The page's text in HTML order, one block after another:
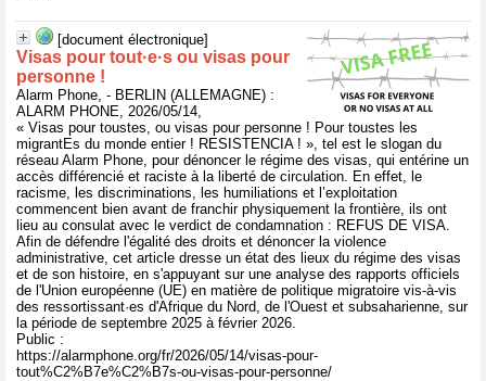
[document électronique]
Visas pour tout·e·s ou visas pour
personne !
Alarm Phone, - BERLIN (ALLEMAGNE) :
ALARM PHONE, 2026/05/14,
« Visas pour toustes, ou visas pour personne ! Pour toustes les
migrantEs du monde entier ! RESISTENCIA ! », tel est le slogan du
réseau Alarm Phone, pour dénoncer le régime des visas, qui entérine un
accès différencié et raciste à la liberté de circulation. En effet, le
racisme, les discriminations, les humiliations et l’exploitation
commencent bien avant de franchir physiquement la frontière, ils ont
lieu au consulat avec le verdict de condamnation : REFUS DE VISA.
Afin de défendre l'égalité des droits et dénoncer la violence
administrative, cet article dresse un état des lieux du régime des visas
et de son histoire, en s'appuyant sur une analyse des rapports officiels
de l'Union européenne (UE) en matière de politique migratoire vis-à-vis
des ressortissant·es d'Afrique du Nord, de l'Ouest et subsaharienne, sur
la période de septembre 2025 à février 2026.
Public :
https://alarmphone.org/fr/2026/05/14/visas-pour-
tout%C2%B7e%C2%B7s-ou-visas-pour-personne/